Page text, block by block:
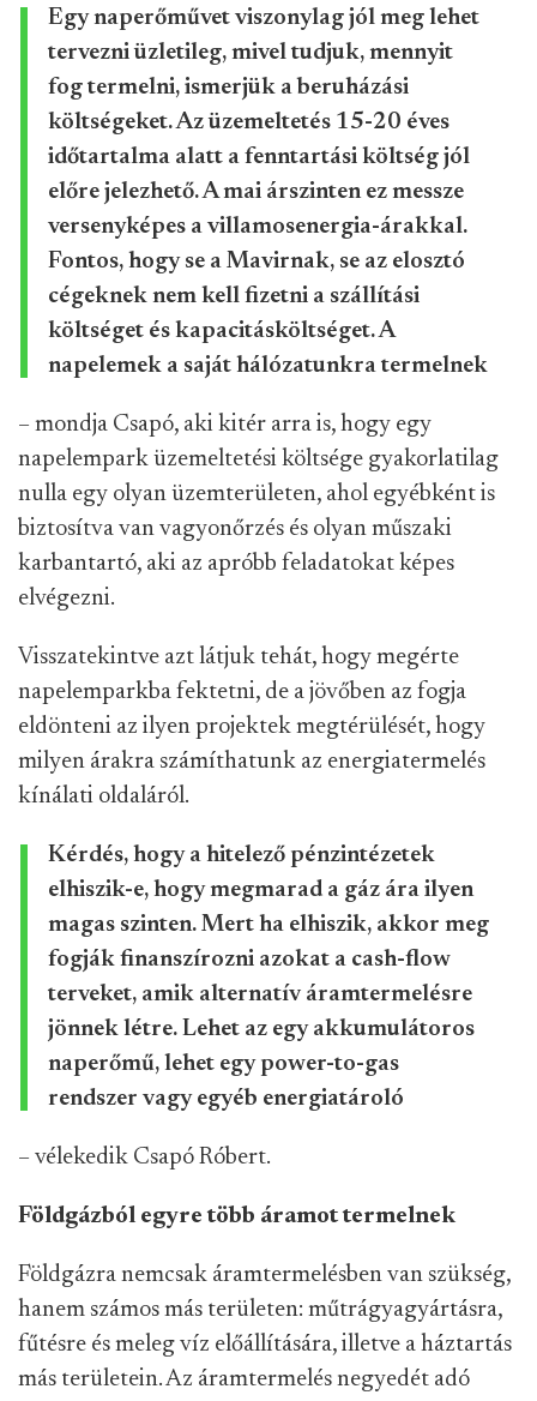
Egy naperőművet viszonylag jól meg lehet
tervezni üzletileg, mivel tudjuk, mennyit
fog termelni, ismerjük a beruházási
költségeket. Az üzemeltetés 15-20 éves
időtartalma alatt a fenntartási költség jól
előre jelezhető. A mai árszinten ez messze
versenyképes a villamosenergia-árakkal.
Fontos, hogy se a Mavirnak, se az elosztó
cégeknek nem kell fizetni a szállítási
költséget és kapacitásköltséget. A
napelemek a saját hálózatunkra termelnek
– mondja Csapó, aki kitér arra is, hogy egy
napelempark üzemeltetési költsége gyakorlatilag
nulla egy olyan üzemterületen, ahol egyébként is
biztosítva van vagyonőrzés és olyan műszaki
karbantartó, aki az apróbb feladatokat képes
elvégezni.
Visszatekintve azt látjuk tehát, hogy megérte
napelemparkba fektetni, de a jövőben az fogja
eldönteni az ilyen projektek megtérülését, hogy
milyen árakra számíthatunk az energiatermelés
kínálati oldaláról.
Kérdés, hogy a hitelező pénzintézetek
elhiszik-e, hogy megmarad a gáz ára ilyen
magas szinten. Mert ha elhiszik, akkor meg
fogják finanszírozni azokat a cash-flow
terveket, amik alternatív áramtermelésre
jönnek létre. Lehet az egy akkumulátoros
naperőmű, lehet egy power-to-gas
rendszer vagy egyéb energiatároló
– vélekedik Csapó Róbert.
Földgázból egyre több áramot termelnek
Földgázra nemcsak áramtermelésben van szükség,
hanem számos más területen: műtrágyagyártásra,
fűtésre és meleg víz előállítására, illetve a háztartás
más területein. Az áramtermelés negyedét adó